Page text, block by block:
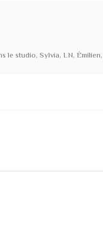
le studio, Sylvia, LN,